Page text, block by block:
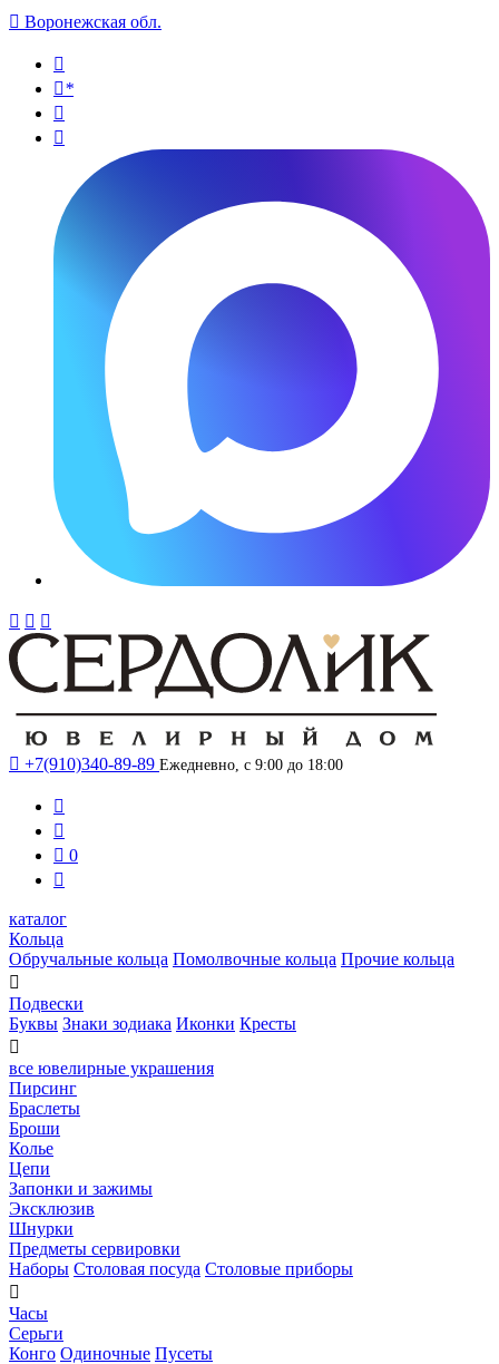
 Воронежская обл.

*


  
 +7(910)340-89-89 Ежедневно, с 9:00 до 18:00


 0

каталог
Кольца
Обручальные кольца Помолвочные кольца Прочие кольца

Подвески
Буквы Знаки зодиака Иконки Кресты

все ювелирные украшения
Пирсинг
Браслеты
Броши
Колье
Цепи
Запонки и зажимы
Эксклюзив
Шнурки
Предметы сервировки
Наборы Столовая посуда Столовые приборы

Часы
Серьги
Конго Одиночные Пусеты